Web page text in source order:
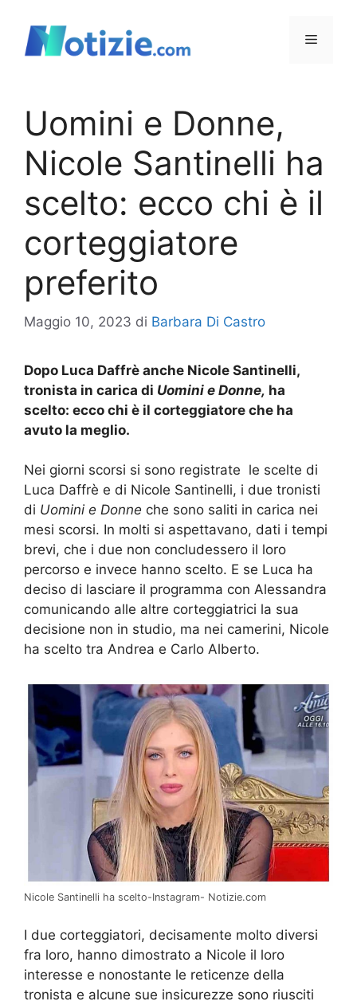
contenuto
Menu
Uomini e Donne,
Nicole Santinelli ha
scelto: ecco chi è il
corteggiatore
preferito
Maggio 10, 2023 di Barbara Di Castro
Dopo Luca Daffrè anche Nicole Santinelli,
tronista in carica di Uomini e Donne, ha
scelto: ecco chi è il corteggiatore che ha
avuto la meglio.
Nei giorni scorsi si sono registrate le scelte di
Luca Daffrè e di Nicole Santinelli, i due tronisti
di Uomini e Donne che sono saliti in carica nei
mesi scorsi. In molti si aspettavano, dati i tempi
brevi, che i due non concludessero il loro
percorso e invece hanno scelto. E se Luca ha
deciso di lasciare il programma con Alessandra
comunicando alle altre corteggiatrici la sua
decisione non in studio, ma nei camerini, Nicole
ha scelto tra Andrea e Carlo Alberto.
Nicole Santinelli ha scelto-Instagram- Notizie.com
I due corteggiatori, decisamente molto diversi
fra loro, hanno dimostrato a Nicole il loro
interesse e nonostante le reticenze della
tronista e alcune sue insicurezze sono riusciti